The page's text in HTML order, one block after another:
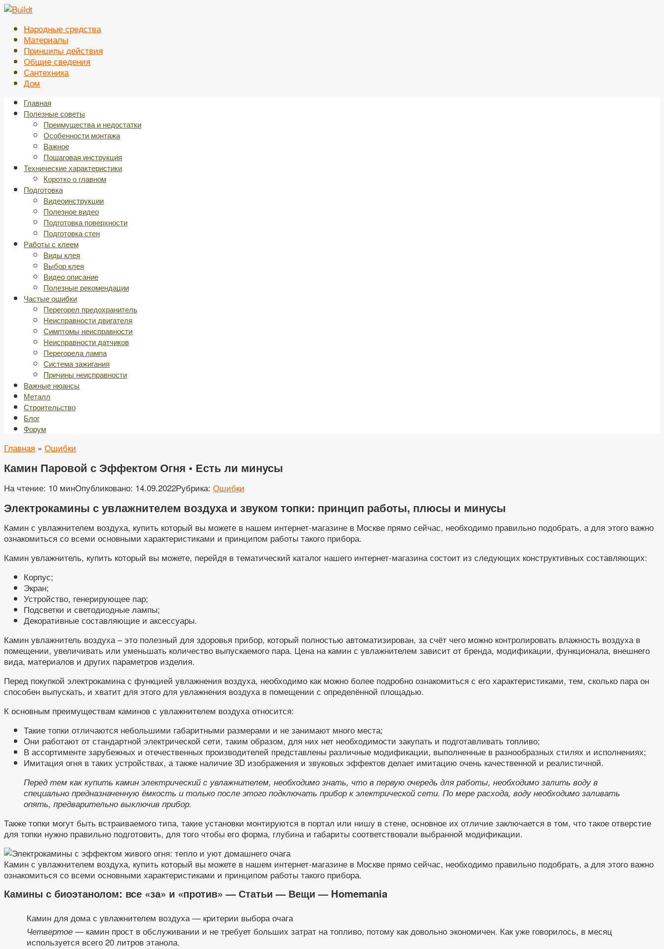
Перейти
контентуНародные средства
Материалы
Принципы действия
Общие сведения
Сантехника
Дом
Главная
Полезные советы
Преимущества и недостатки
Особенности монтажа
Важное
Пошаговая инструкция
Технические характеристики
Коротко о главном
Подготовка
Видеоинструкции
Полезное видео
Подготовка поверхности
Подготовка стен
Работы с клеем
Виды клея
Выбор клея
Видео описание
Полезные рекомендации
Частые ошибки
Перегорел предохранитель
Неисправности двигателя
Симптомы неисправности
Неисправности датчиков
Перегорела лампа
Система зажигания
Причины неисправности
Важные нюансы
Металл
Строительство
Блог
Форум
Главная » Ошибки
Камин Паровой с Эффектом Огня • Есть ли минусы
На чтение: 10 минОпубликовано: 14.09.2022Рубрика: Ошибки
Электрокамины с увлажнителем воздуха и звуком топки: принцип работы, плюсы и минусы
Камин с увлажнителем воздуха, купить который вы можете в нашем интернет-магазине в Москве прямо сейчас, необходимо правильно подобрать, а для этого важно
ознакомиться со всеми основными характеристиками и принципом работы такого прибора.
Камин увлажнитель, купить который вы можете, перейдя в тематический каталог нашего интернет-магазина состоит из следующих конструктивных составляющих:
Корпус;
Экран;
Устройство, генерирующее пар;
Подсветки и светодиодные лампы;
Декоративные составляющие и аксессуары.
Камин увлажнитель воздуха – это полезный для здоровья прибор, который полностью автоматизирован, за счёт чего можно контролировать влажность воздуха в
помещении, увеличивать или уменьшать количество выпускаемого пара. Цена на камин с увлажнителем зависит от бренда, модификации, функционала, внешнего
вида, материалов и других параметров изделия.
Перед покупкой электрокамина с функцией увлажнения воздуха, необходимо как можно более подробно ознакомиться с его характеристиками, тем, сколько пара он
способен выпускать, и хватит для этого для увлажнения воздуха в помещении с определённой площадью.
К основным преимуществам каминов с увлажнителем воздуха относится:
Такие топки отличаются небольшими габаритными размерами и не занимают много места;
Они работают от стандартной электрической сети, таким образом, для них нет необходимости закупать и подготавливать топливо;
В ассортименте зарубежных и отечественных производителей представлены различные модификации, выполненные в разнообразных стилях и исполнениях;
Имитация огня в таких устройствах, а также наличие 3D изображения и звуковых эффектов делает имитацию очень качественной и реалистичной.
Перед тем как купить камин электрический с увлажнителем, необходимо знать, что в первую очередь для работы, необходимо залить воду в
специально предназначенную ёмкость и только после этого подключать прибор к электрической сети. По мере расхода, воду необходимо заливать
опять, предварительно выключив прибор.
Также топки могут быть встраиваемого типа, такие установки монтируются в портал или нишу в стене, основное их отличие заключается в том, что такое отверстие
для топки нужно правильно подготовить, для того чтобы его форма, глубина и габариты соответствовали выбранной модификации.
Камин с увлажнителем воздуха, купить который вы можете в нашем интернет-магазине в Москве прямо сейчас, необходимо правильно подобрать, а для этого важно
ознакомиться со всеми основными характеристиками и принципом работы такого прибора.
Камины с биоэтанолом: все «за» и «против» — Статьи — Вещи — Homemania
Камин для дома с увлажнителем воздуха — критерии выбора очага
Четвертое — камин прост в обслуживании и не требует больших затрат на топливо, потому как довольно экономичен. Как уже говорилось, в месяц
используется всего 20 литров этанола.